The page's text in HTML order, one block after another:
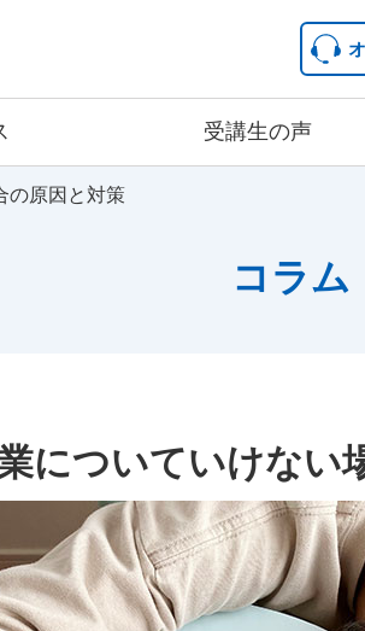
料金詳細
受講生の声
の原因と対策
コラム
についていけない